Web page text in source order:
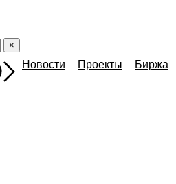
×
Новости Проекты Биржа